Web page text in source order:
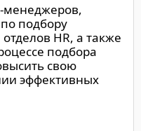
менеджеров,
подбору
HR, а также
подбора
свою
эффективных